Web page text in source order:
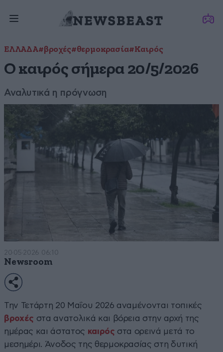
ΕΛΛΑΔΑ#βροχές#θερμοκρασία#Καιρός
Ο καιρός σήμερα 20/5/2026
Αναλυτικά η πρόγνωση
20·05·2026 06:10
Newsroom
Την Τετάρτη 20 Μαΐου 2026 αναμένονται τοπικές
βροχές στα ανατολικά και βόρεια στην αρχή της
ημέρας και άστατος καιρός στα ορεινά μετά το
μεσημέρι. Άνοδος της θερμοκρασίας στη δυτική